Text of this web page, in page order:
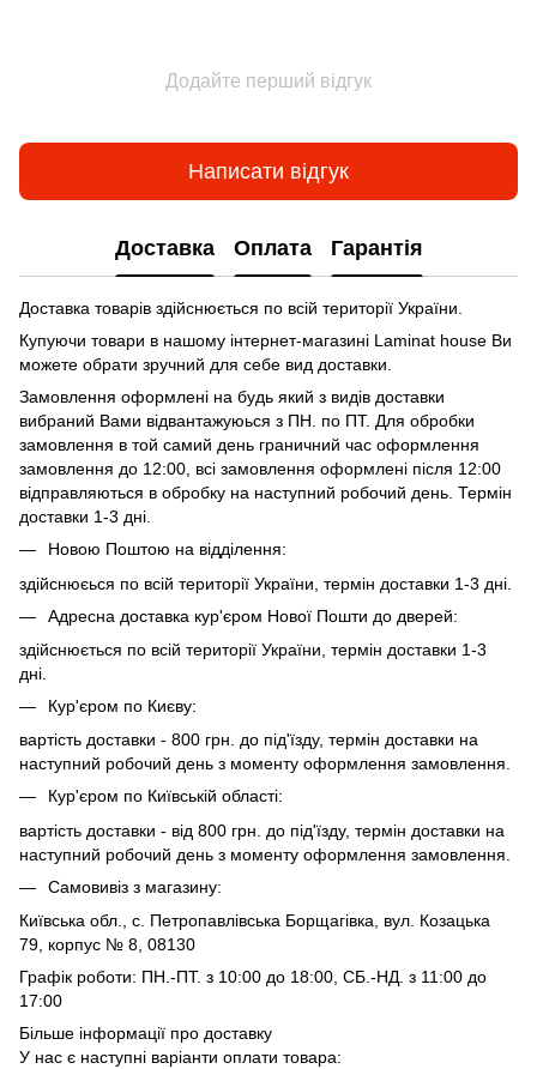
Додайте перший відгук
Написати відгук
Доставка Оплата Гарантія
Доставка товарів здійснюється по всій території України.
Купуючи товари в нашому інтернет-магазині Laminat house Ви
можете обрати зручний для себе вид доставки.
Замовлення оформлені на будь який з видів доставки
вибраний Вами відвантажуюься з ПН. по ПТ. Для обробки
замовлення в той самий день граничний час оформлення
замовлення до 12:00, всі замовлення оформлені після 12:00
відправляються в обробку на наступний робочий день. Термін
доставки 1-3 дні.
Новою Поштою на відділення:
здійснюєься по всій території України, термін доставки 1-3 дні.
Адресна доставка кур'єром Нової Пошти до дверей:
здійснюється по всій території України, термін доставки 1-3
дні.
Кур'єром по Києву:
вартість доставки - 800 грн. до під'їзду, термін доставки на
наступний робочий день з моменту оформлення замовлення.
Кур'єром по Київській області:
вартість доставки - від 800 грн. до під'їзду, термін доставки на
наступний робочий день з моменту оформлення замовлення.
Самовивіз з магазину:
Київська обл., с. Петропавлівська Борщагівка, вул. Козацька
79, корпус № 8, 08130
Графік роботи: ПН.-ПТ. з 10:00 до 18:00, СБ.-НД. з 11:00 до
17:00
Більше інформації про доставку
У нас є наступні варіанти оплати товара: